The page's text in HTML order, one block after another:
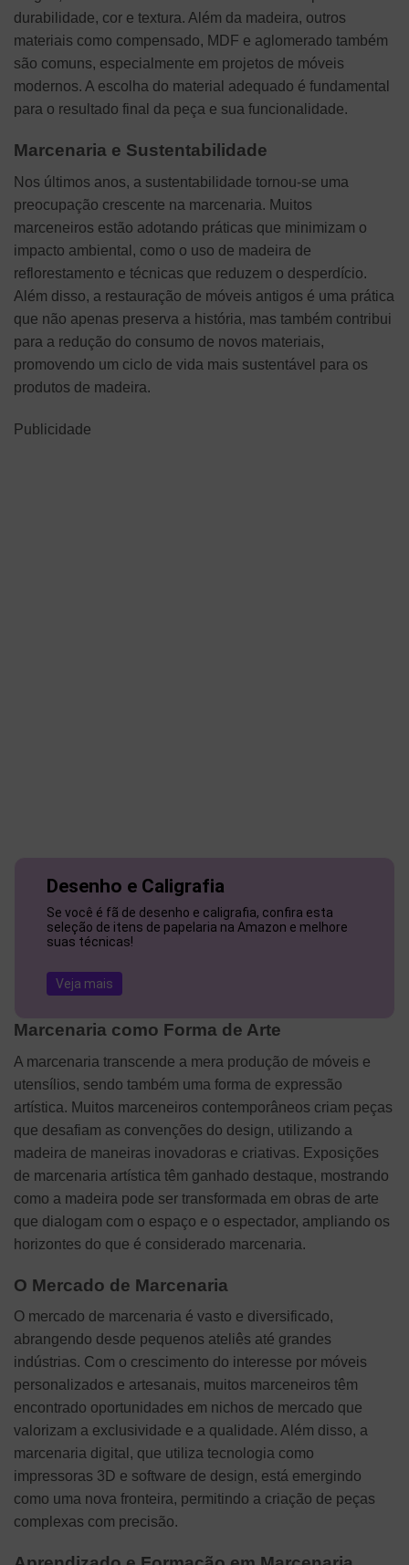
durabilidade, cor e textura. Além da madeira, outros
materiais como compensado, MDF e aglomerado também
são comuns, especialmente em projetos de móveis
modernos. A escolha do material adequado é fundamental
para o resultado final da peça e sua funcionalidade.
Marcenaria e Sustentabilidade
Nos últimos anos, a sustentabilidade tornou-se uma
preocupação crescente na marcenaria. Muitos
marceneiros estão adotando práticas que minimizam o
impacto ambiental, como o uso de madeira de
reflorestamento e técnicas que reduzem o desperdício.
Além disso, a restauração de móveis antigos é uma prática
que não apenas preserva a história, mas também contribui
para a redução do consumo de novos materiais,
promovendo um ciclo de vida mais sustentável para os
produtos de madeira.
Publicidade
Desenho e Caligrafia
Se você é fã de desenho e caligrafia, confira esta
seleção de itens de papelaria na Amazon e melhore
suas técnicas!
Veja mais
Marcenaria como Forma de Arte
A marcenaria transcende a mera produção de móveis e
utensílios, sendo também uma forma de expressão
artística. Muitos marceneiros contemporâneos criam peças
que desafiam as convenções do design, utilizando a
madeira de maneiras inovadoras e criativas. Exposições
de marcenaria artística têm ganhado destaque, mostrando
como a madeira pode ser transformada em obras de arte
que dialogam com o espaço e o espectador, ampliando os
horizontes do que é considerado marcenaria.
O Mercado de Marcenaria
O mercado de marcenaria é vasto e diversificado,
abrangendo desde pequenos ateliês até grandes
indústrias. Com o crescimento do interesse por móveis
personalizados e artesanais, muitos marceneiros têm
encontrado oportunidades em nichos de mercado que
valorizam a exclusividade e a qualidade. Além disso, a
marcenaria digital, que utiliza tecnologia como
impressoras 3D e software de design, está emergindo
como uma nova fronteira, permitindo a criação de peças
complexas com precisão.